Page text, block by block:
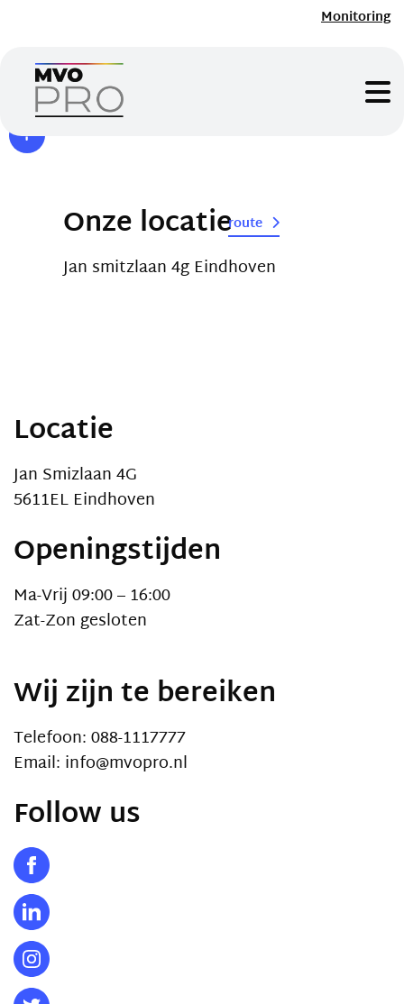
Monitoring
Locatie
Jan Smizlaan 4G
5611EL Eindhoven
Openingstijden
Ma-Vrij 09:00 – 16:00
Zat-Zon gesloten
Wij zijn te bereiken
Telefoon: 088-1117777
Email: info@mvopro.nl
Follow us
Onze locatieroute
Jan smitzlaan 4g Eindhoven